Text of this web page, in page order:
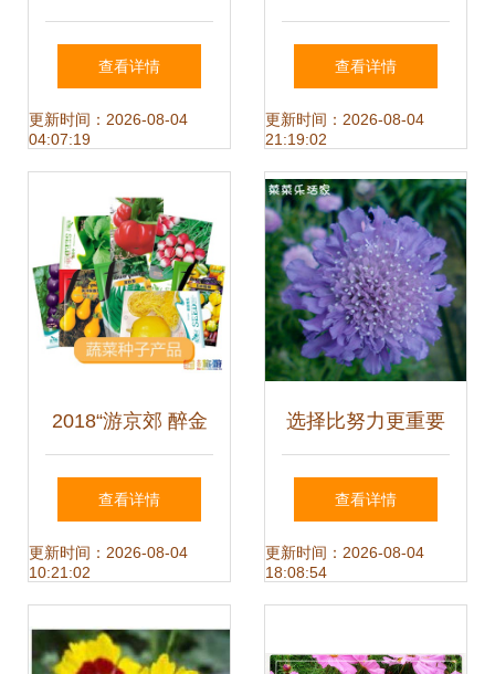
情分析 以青州九鼎
花卉园艺场为例
查看详情
更新时间：2026-08-04
04:07:19
类花卉园艺种子的
精选指南
查看详情
更新时间：2026-08-04
21:19:02
2018“游京郊 醉金
秋”十佳金秋采摘园
评选 花仙子万花
查看详情
更新时间：2026-08-04
10:21:02
选择比努力更重要
揭开“a种子”花卉栽
培的全方位指南
查看详情
更新时间：2026-08-04
18:08:54